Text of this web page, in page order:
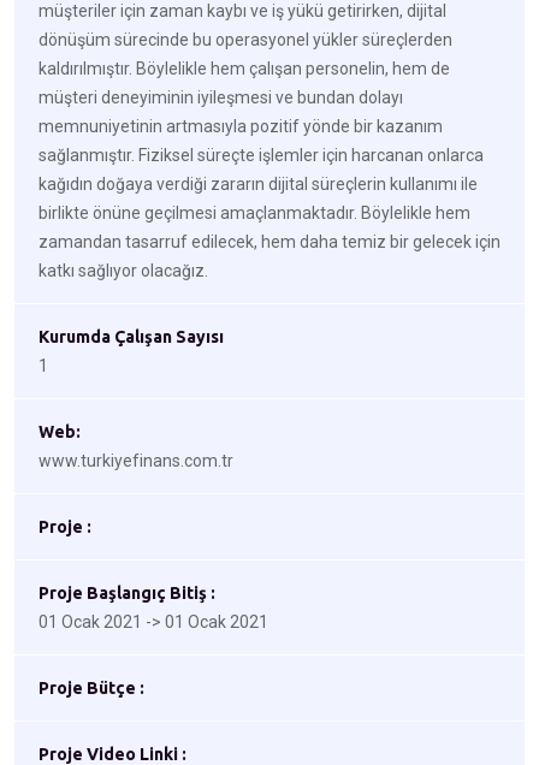
müşteriler için zaman kaybı ve iş yükü getirirken, dijital
dönüşüm sürecinde bu operasyonel yükler süreçlerden
kaldırılmıştır. Böylelikle hem çalışan personelin, hem de
müşteri deneyiminin iyileşmesi ve bundan dolayı
memnuniyetinin artmasıyla pozitif yönde bir kazanım
sağlanmıştır. Fiziksel süreçte işlemler için harcanan onlarca
kağıdın doğaya verdiği zararın dijital süreçlerin kullanımı ile
birlikte önüne geçilmesi amaçlanmaktadır. Böylelikle hem
zamandan tasarruf edilecek, hem daha temiz bir gelecek için
katkı sağlıyor olacağız.
Kurumda Çalışan Sayısı
1
Web:
www.turkiyefinans.com.tr
Proje :
Proje Başlangıç Bitiş :
01 Ocak 2021 -> 01 Ocak 2021
Proje Bütçe :
Proje Video Linki :